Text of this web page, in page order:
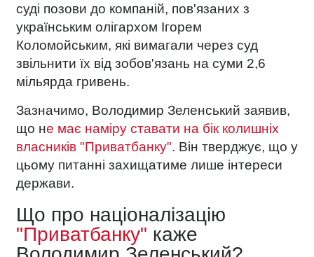
суді позови до компаній, пов'язаних з
українським олігархом Ігорем
Коломойським, які вимагали через суд
звільнити їх від зобов'язань на суми 2,6
мільярда гривень.
Зазначимо, Володимир Зеленський заявив,
що не має наміру ставати на бік колишніх
власників "Приватбанку". Він тверджує, що у
цьому питанні захищатиме лише інтереси
держави.
Що про націоналізацію
"Приватбанку" каже